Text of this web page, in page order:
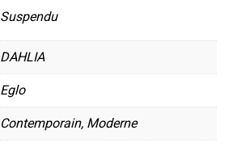
Suspendu
DAHLIA
Eglo
Contemporain, Moderne